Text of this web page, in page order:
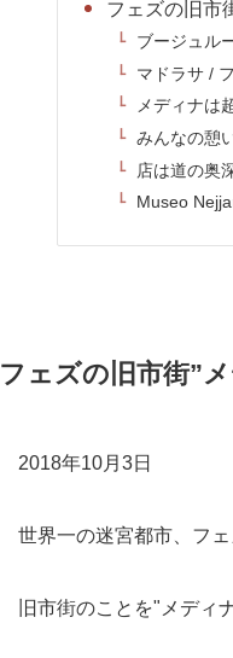
フェズの旧市
ブージュル
マドラサ /
メディナは
みんなの憩
店は道の奥
Museo
フェズの旧市街”
2018年10月3日
世界一の迷宮都市、フ
旧市街のことを"メディ